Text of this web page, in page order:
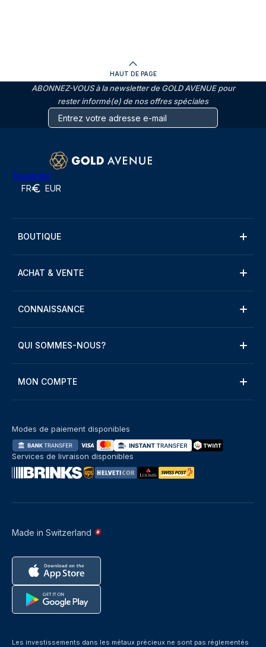
HAUT DE PAGE
ABONNEZ-VOUS à la newsletter de GOLD AVENUE pour
rester informé(e) de nos offres spéciales
Trustpilot
FR EUR
BOUTIQUE
ACHAT & VENTE
CONNAISSANCE
QUI SOMMES-NOUS?
MON COMPTE
Made in Switzerland
Modes de paiement disponibles
Services de livraison disponibles
Les investissements dans les métaux précieux ne sont pas réglementés